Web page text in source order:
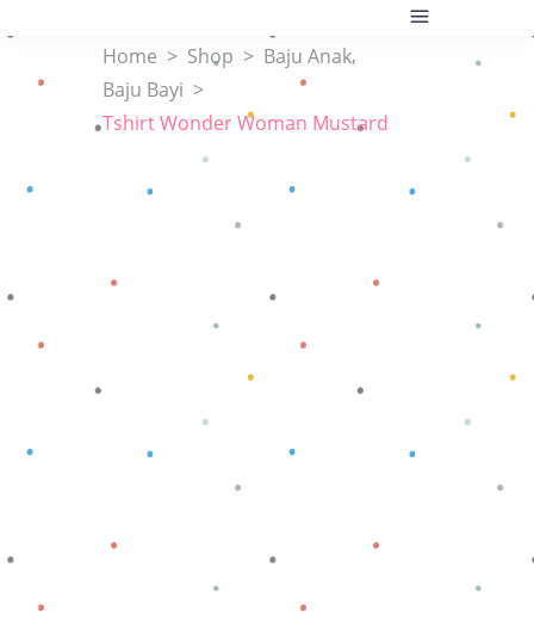
Home > Shop > Baju Anak,
Baju Bayi >
Tshirt Wonder Woman Mustard